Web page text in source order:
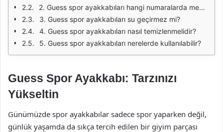
2. Guess spor ayakkabıları hangi numaralarda mevcuttur?
3. Guess spor ayakkabıları su geçirmez mi?
4. Guess spor ayakkabıları nasıl temizlenmelidir?
5. Guess spor ayakkabıları nerelerde kullanılabilir?
Guess Spor Ayakkabı: Tarzınızı
Yükseltin
Günümüzde spor ayakkabılar sadece spor yaparken değil,
günlük yaşamda da sıkça tercih edilen bir giyim parçası